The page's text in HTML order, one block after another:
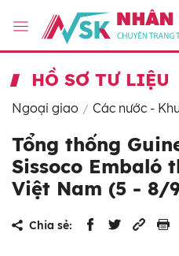
HỒ SƠ TƯ LIỆU
Ngoại giao Các nước -
Tổng thống
Sissoco Embaló
Việt Nam (5 - 8/
Chia sẻ: